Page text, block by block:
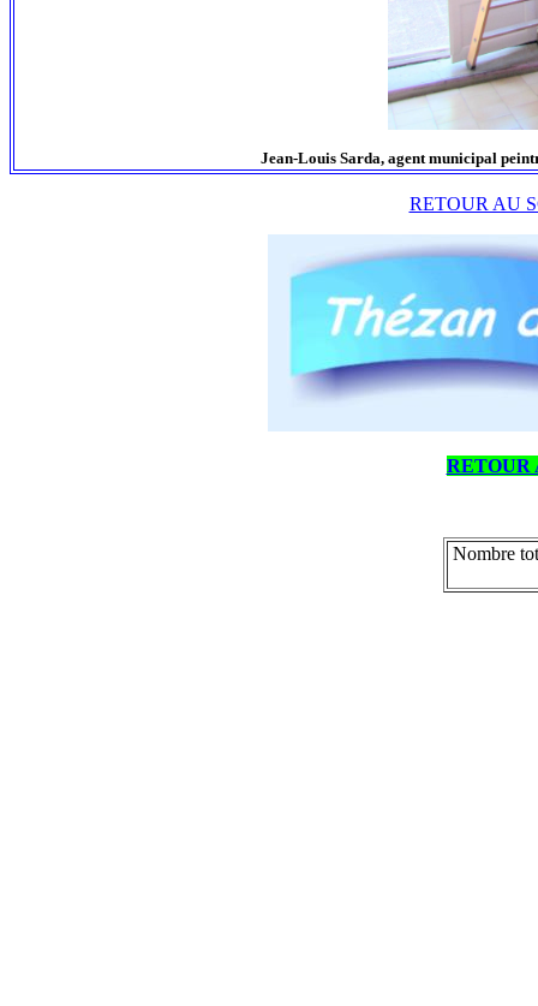
Jean-Louis Sarda, agent municipal
RETOUR AU
RETOUR
Nombre